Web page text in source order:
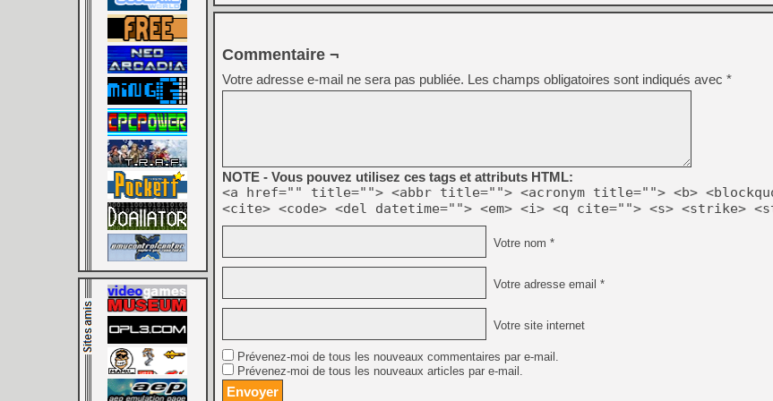
Commentaire ¬
Votre adresse e-mail ne sera pas publiée. Les champs obligatoires sont indiqués avec *
NOTE - Vous pouvez utilisez ces tags et attributs HTML:
<a href="" title=""> <abbr title=""> <acronym title=""> <b>
<cite> <code> <del datetime=""> <em> <i> <q cite=""> <s> <strike>
Votre nom *
Votre adresse email *
Votre site internet
Prévenez-moi de tous les nouveaux commentaires par e-mail.
Prévenez-moi de tous les nouveaux articles par e-mail.